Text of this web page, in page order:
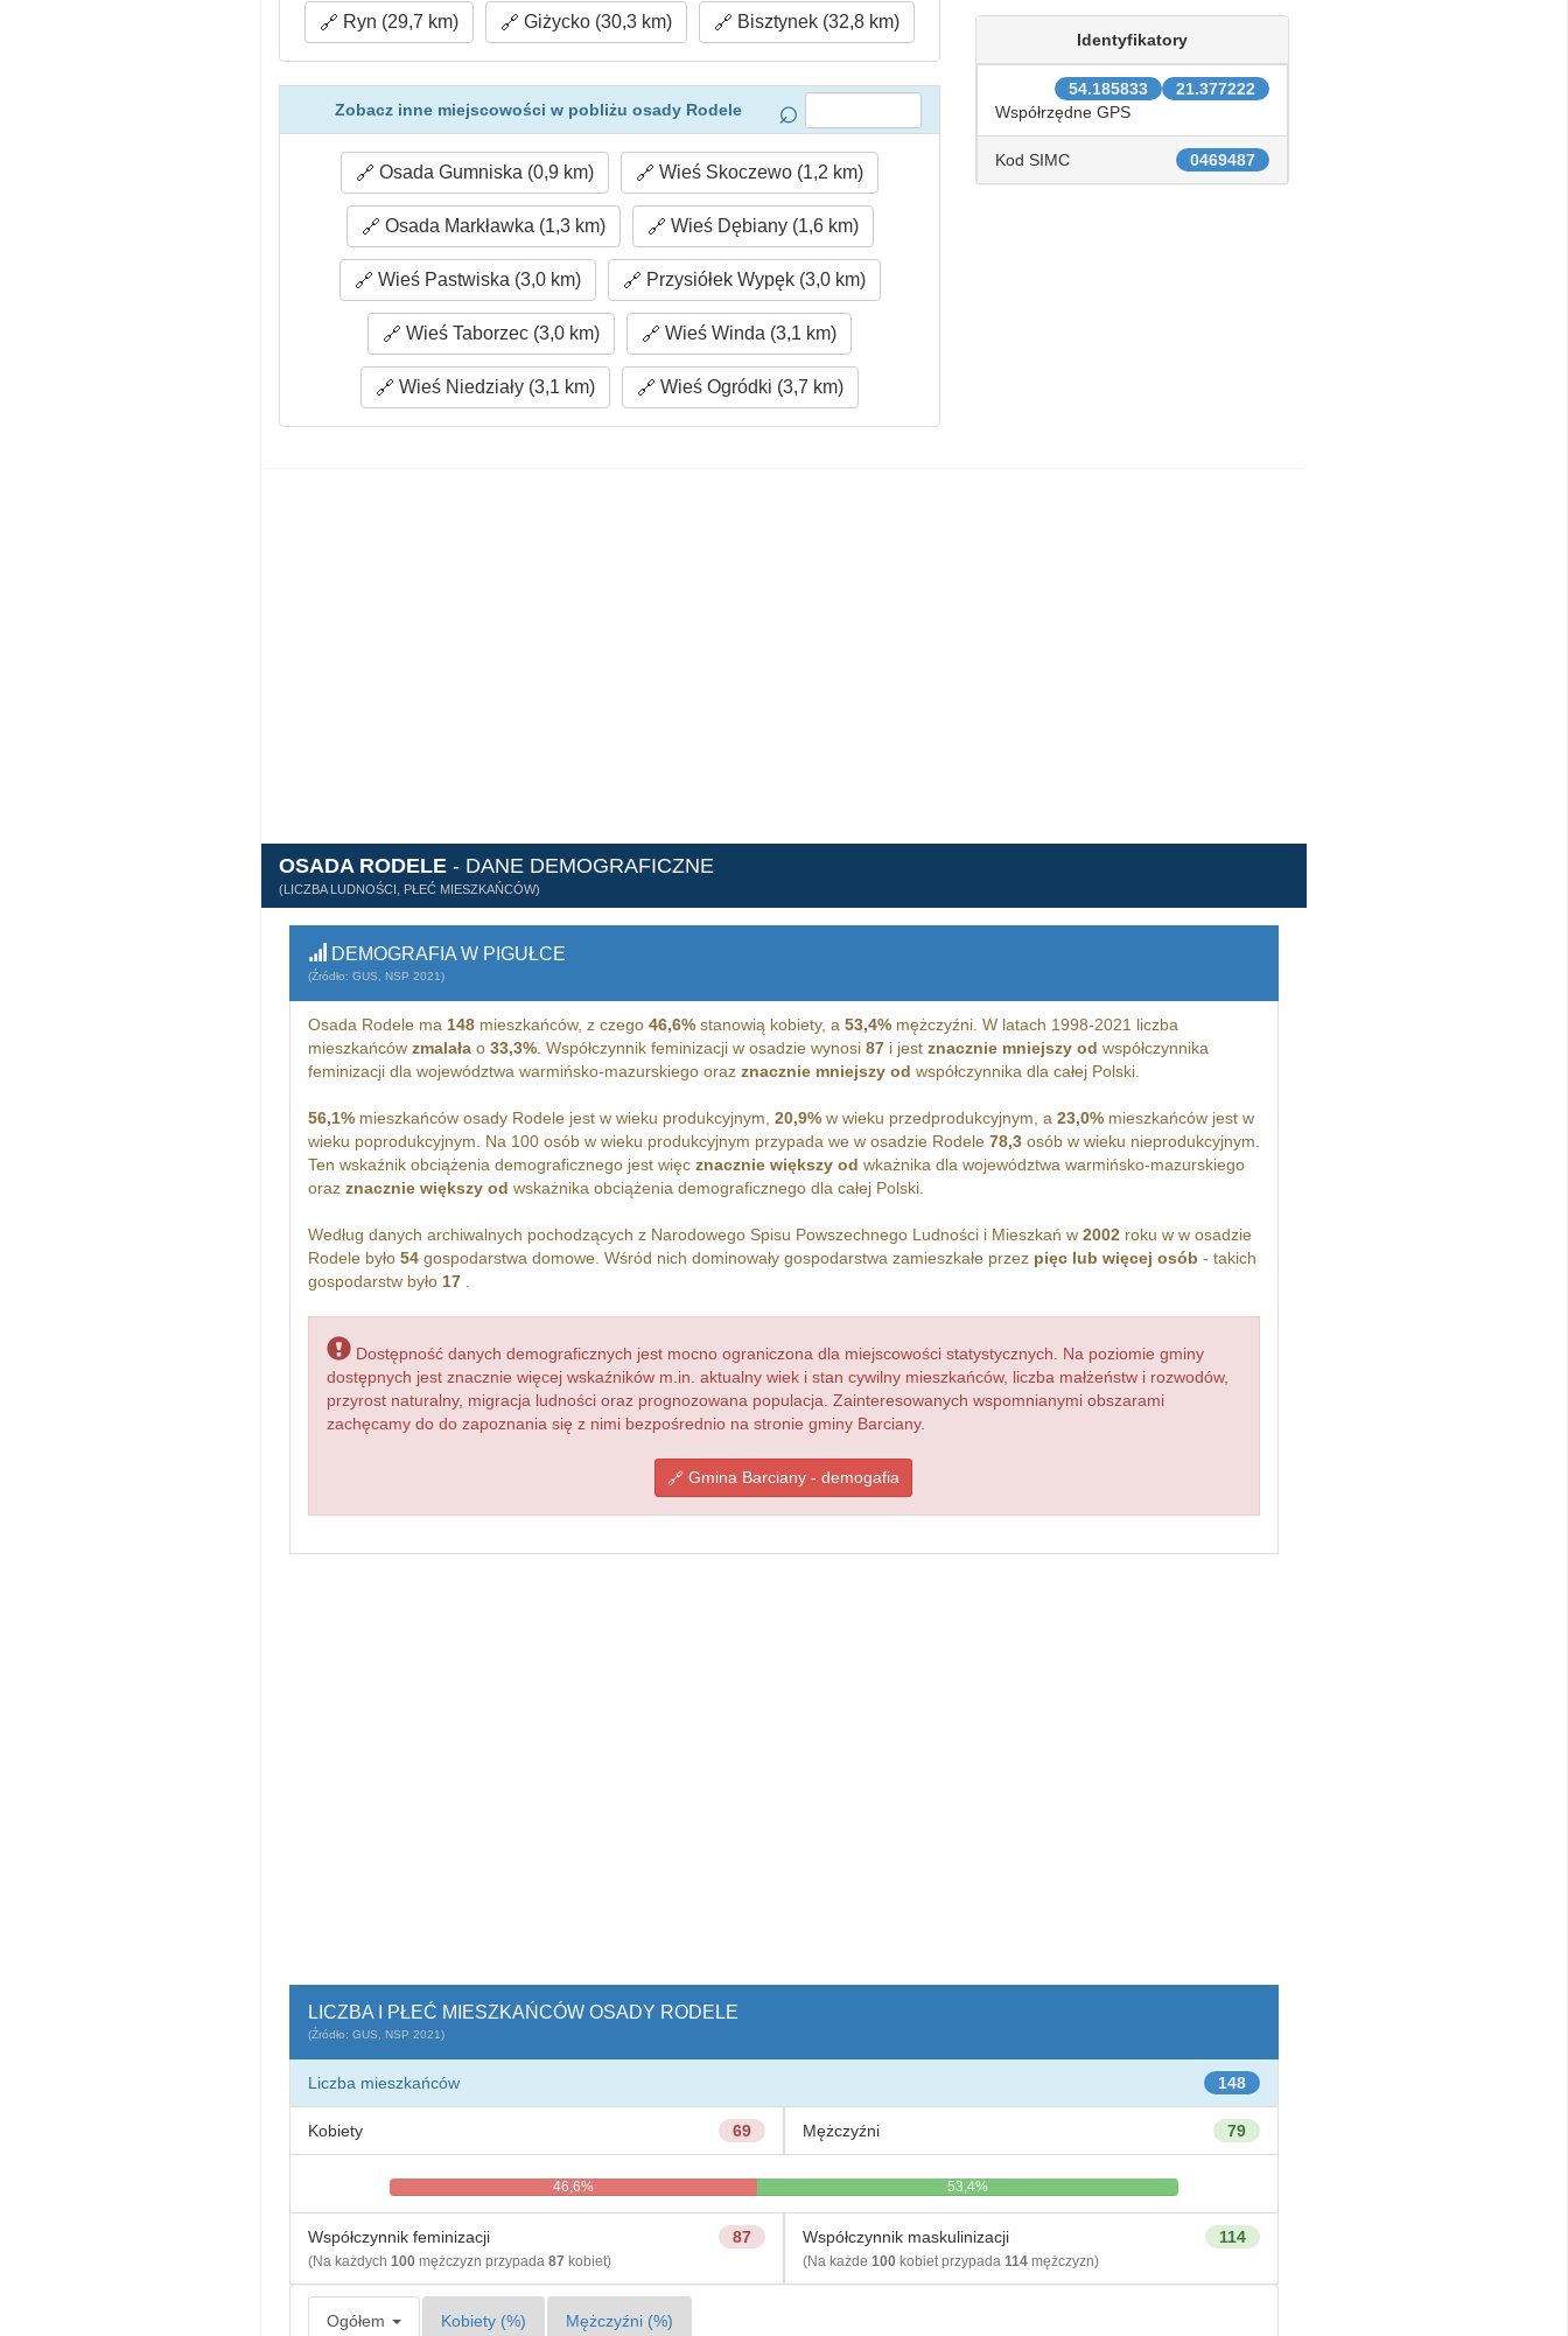
Ryn (29,7 km) Giżycko (30,3 km) Bisztynek (32,8 km)
Zobacz inne miejscowości w pobliżu osady Rodele
Osada Gumniska (0,9 km) Wieś Skoczewo (1,2 km)
Osada Markławka (1,3 km) Wieś Dębiany (1,6 km)
Wieś Pastwiska (3,0 km) Przysiółek Wypęk (3,0 km)
Wieś Taborzec (3,0 km) Wieś Winda (3,1 km)
Wieś Niedziały (3,1 km) Wieś Ogródki (3,7 km)
Identyfikatory
21.377222
54.185833
Współrzędne GPS
0469487
Kod SIMC
OSADA RODELE - DANE DEMOGRAFICZNE
(LICZBA LUDNOŚCI, PŁEĆ MIESZKAŃCÓW)
DEMOGRAFIA W PIGUŁCE
(Źródło: GUS, NSP 2021)
Osada Rodele ma 148mieszkańców, z czego 46,6%stanowią kobiety, a 53,4%mężczyźni. W latach 1998-2021 liczba
mieszkańców zmalałao 33,3%. Współczynnik feminizacji w osadzie wynosi 87i jest znacznie mniejszy od współczynnika
feminizacji dla województwa warmińsko-mazurskiego oraz znacznie mniejszy od współczynnika dla całej Polski.
56,1%mieszkańców osady Rodele jest w wieku produkcyjnym, 20,9%w wieku przedprodukcyjnym, a 23,0%mieszkańców jest w
wieku poprodukcyjnym. Na 100 osób w wieku produkcyjnym przypada we w osadzie Rodele 78,3osób w wieku nieprodukcyjnym.
Ten wskaźnik obciążenia demograficznego jest więc znacznie większy od wkażnika dla województwa warmińsko-mazurskiego
oraz znacznie większy od wskażnika obciążenia demograficznego dla całej Polski.
Według danych archiwalnych pochodzących z Narodowego Spisu Powszechnego Ludności i Mieszkań w 2002roku w w osadzie
Rodele było 54gospodarstwa domowe. Wśród nich dominowały gospodarstwa zamieszkałe przez pięc lub więcej osób - takich
gospodarstw było 17.
Dostępność danych demograficznych jest mocno ograniczona dla miejscowości statystycznych. Na poziomie gminy
dostępnych jest znacznie więcej wskaźników m.in. aktualny wiek i stan cywilny mieszkańców, liczba małżeństw i rozwodów,
przyrost naturalny, migracja ludności oraz prognozowana populacja. Zainteresowanych wspomnianymi obszarami
zachęcamy do do zapoznania się z nimi bezpośrednio na stronie gminy Barciany.
Gmina Barciany - demogafia
LICZBA I PŁEĆ MIESZKAŃCÓW OSADY RODELE
(Źródło: GUS, NSP 2021)
148
Liczba mieszkańców
69
Kobiety 79
Mężczyźni
46,6% 53,4%
87
Współczynnik feminizacji
(Na każdych 100mężczyzn przypada 87 kobiet)
114
Współczynnik maskulinizacji
(Na każde 100kobiet przypada 114mężczyzn)
Ogółem Kobiety (%) Mężczyźni (%)